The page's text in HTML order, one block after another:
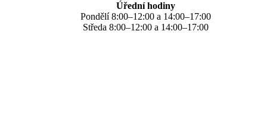
Úřední hodiny
Pondělí 8:00–12:00 a 14:00–17:00
Středa 8:00–12:00 a 14:00–17:00